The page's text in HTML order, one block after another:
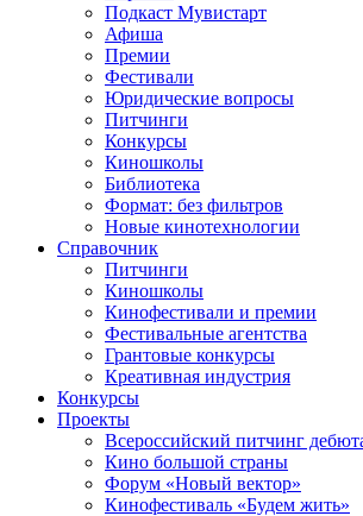
Подкаст Мувистарт
Афиша
Премии
Фестивали
Юридические вопросы
Питчинги
Конкурсы
Киношколы
Библиотека
Формат: без фильтров
Новые кинотехнологии
Справочник
Питчинги
Киношколы
Кинофестивали и премии
Фестивальные агентства
Грантовые конкурсы
Креативная индустрия
Конкурсы
Проекты
Всероссийский питчинг
Кино большой страны
Форум «Новый вектор»
Кинофестиваль «Будем жить»